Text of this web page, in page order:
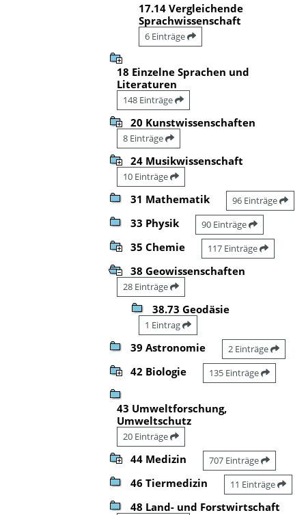
17.14 Vergleichende
Sprachwissenschaft
6 Einträge
18 Einzelne Sprachen und
Literaturen
148 Einträge
20 Kunstwissenschaften
8 Einträge
24 Musikwissenschaft
10 Einträge
31 Mathematik 96 Einträge
33 Physik 90 Einträge
35 Chemie 117 Einträge
38 Geowissenschaften
28 Einträge
38.73 Geodäsie
1 Eintrag
39 Astronomie 2 Einträge
42 Biologie 135 Einträge
43 Umweltforschung,
Umweltschutz
20 Einträge
44 Medizin 707 Einträge
46 Tiermedizin 11 Einträge
48 Land- und Forstwirtschaft